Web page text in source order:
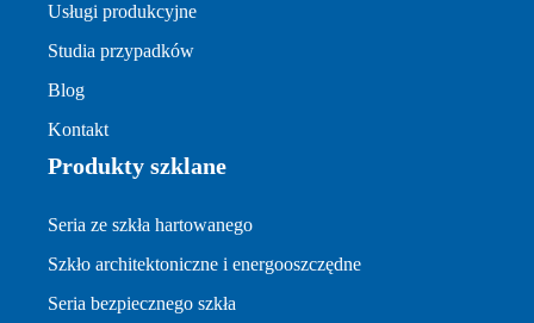
Usługi produkcyjne
Studia przypadków
Blog
Kontakt
Produkty szklane
Seria ze szkła hartowanego
Szkło architektoniczne i energooszczędne
Seria bezpiecznego szkła